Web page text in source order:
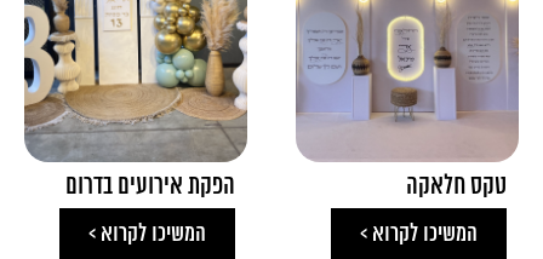
טקס חלאקה
המשיכו לקרוא >
הפקת אירועים בדרום
המשיכו לקרוא >